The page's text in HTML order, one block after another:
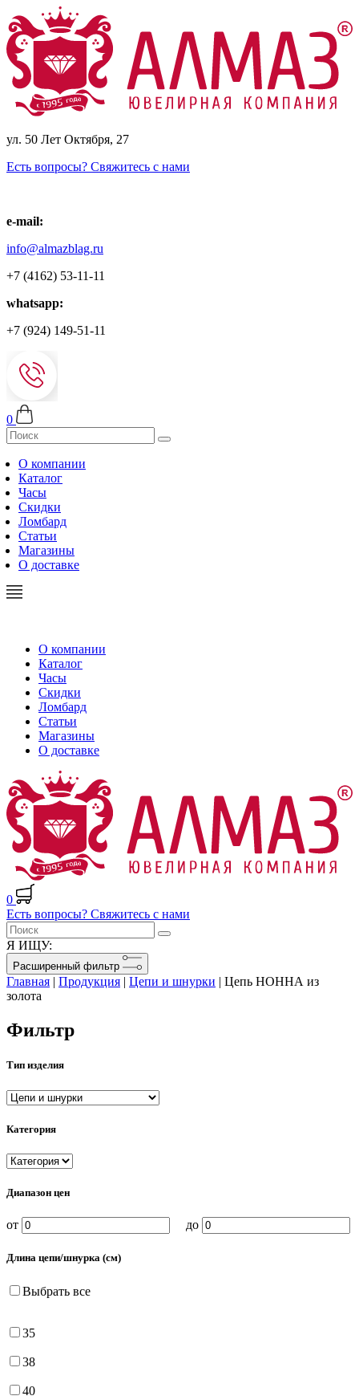
ул. 50 Лет Октября, 27
Есть вопросы? Свяжитесь с нами
e-mail:
info@almazblag.ru
+7 (4162) 53-11-11
whatsapp:
+7 (924) 149-51-11
0
О компании
Каталог
Часы
Скидки
Ломбард
Статьи
Магазины
О доставке
О компании
Каталог
Часы
Скидки
Ломбард
Статьи
Магазины
О доставке
0
Есть вопросы? Свяжитесь с нами
Я ИЩУ:
Расширенный фильтр
Главная | Продукция | Цепи и шнурки | Цепь НОННА из
золота
Фильтр
Тип изделия
Категория
Диапазон цен
от до
Длина цепи/шнурка (см)
Выбрать все
35
38
40